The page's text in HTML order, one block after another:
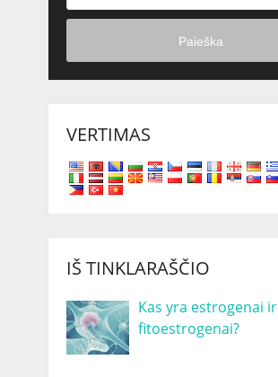
Paieška
VERTIMAS
IŠ TINKLARAŠČIO
Kas yra estrogenai ir
fitoestrogenai?